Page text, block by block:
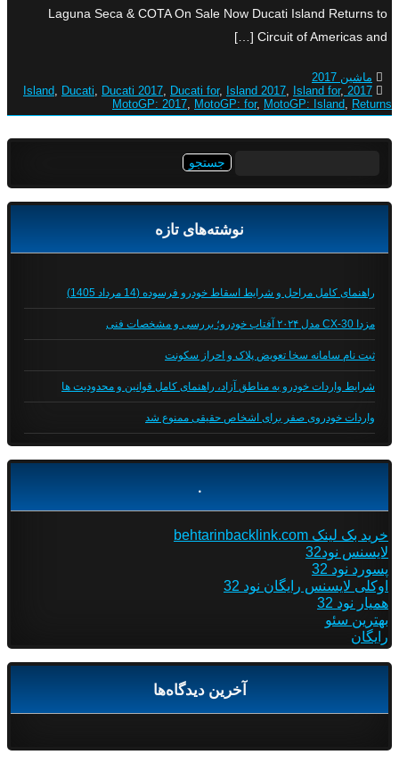
Laguna Seca & COTA On Sale Now Ducati Island Returns to
Circuit of Americas and […]
ماشین 2017
2017 Island
, Ducati, Ducati 2017, Ducati for, Island 2017, Island for,
MotoGP: 2017, MotoGP: for, MotoGP: Island, Returns
نوشته‌های تازه
راهنمای کامل مراحل و شرایط اسقاط خودرو فرسوده (14 مرداد 1405)
مزدا CX-30 مدل ۲۰۲۴ آفتاب خودرو؛ بررسی و مشخصات فنی
ثبت نام سامانه سخا تعویض پلاک و احراز سکونت
شرایط واردات خودرو به مناطق آزاد، راهنمای کامل قوانین و محدودیت ها
واردات خودروی صفر برای اشخاص حقیقی ممنوع شد
.
خرید بک لینک behtarinbacklink.com
لایسنس نود32
پسورد نود 32
اوکلی لایسنس رایگان نود 32
همیار نود 32
بهترین سئو
رایگان
آخرین دیدگاه‌ها